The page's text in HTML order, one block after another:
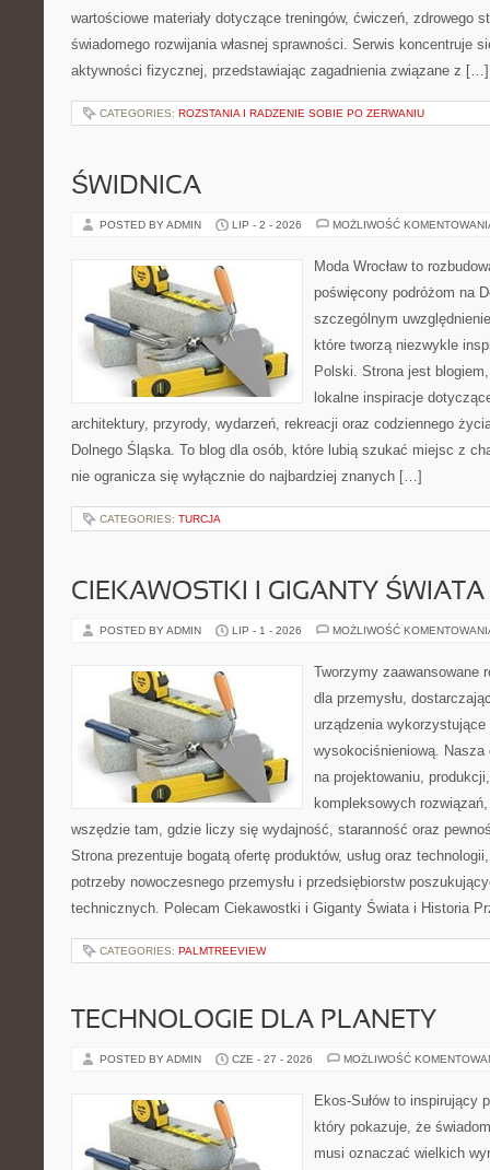
wartościowe materiały dotyczące treningów, ćwiczeń, zdrowego
świadomego rozwijania własnej sprawności. Serwis koncentruje
aktywności fizycznej, przedstawiając zagadnienia związane z […]
CATEGORIES: ROZSTANIA I RADZENIE SOBIE PO ZERWANIU
ŚWIDNICA
POSTED BY ADMIN LIP - 2 - 2026 MOŻLIWOŚĆ
Moda Wrocław to
poświęcony podróżom na
szczególnym
które tworzą niezwykle
Polski. Strona jest
lokalne inspiracje
architektury, przyrody, wydarzeń, rekreacji oraz codziennego
Dolnego Śląska. To blog dla osób, które lubią szukać miejsc z
nie ogranicza się wyłącznie do najbardziej znanych […]
CATEGORIES: TURCJA
CIEKAWOSTKI I GIGANTY ŚWIATA
POSTED BY ADMIN LIP - 1 - 2026 MOŻLIWOŚĆ
Tworzymy zaawansowane
dla przemysłu,
urządzenia wykorzystujące
wysokociśnieniową. Nasza
na projektowaniu,
kompleksowych
wszędzie tam, gdzie liczy się wydajność, staranność oraz
Strona prezentuje bogatą ofertę produktów, usług oraz
potrzeby nowoczesnego przemysłu i przedsiębiorstw
technicznych. Polecam Ciekawostki i Giganty Świata i Historia
CATEGORIES: PALMTREEVIEW
TECHNOLOGIE DLA PLANETY
POSTED BY ADMIN CZE - 27 - 2026 MOŻLIWOŚĆ
Ekos-Sułów to inspirujący
który pokazuje, że
musi oznaczać wielkich